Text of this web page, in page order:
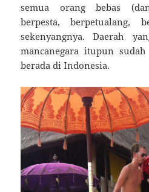
semua orang bebas
berpesta, berpetualang,
sekenyangnya. Daerah
mancanegara itupun
berada di Indonesia.